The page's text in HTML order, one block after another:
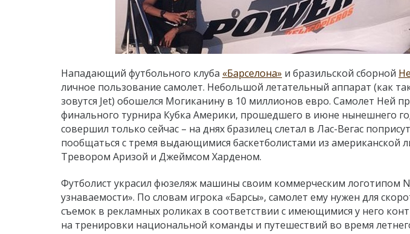
Нападающий футбольного клуба «Барселона» и бразильской сборной
личное пользование самолет. Небольшой летательный аппарат (как
зовутся Jet) обошелся Могиканину в 10 миллионов евро. Самолет Ней
финального турнира Кубка Америки, прошедшего в июне нынешнего
совершил только сейчас – на днях бразилец слетал в Лас-Вегас
пообщаться с тремя выдающимися баскетболистами из
Тревором Аризой и Джеймсом Харденом.
Футболист украсил фюзеляж машины своим коммерческим логотипом
узнаваемости». По словам игрока «Барсы», самолет ему нужен для
съемок в рекламных роликах в соответствии с имеющимися у него
на тренировки национальной команды и путешествий во время